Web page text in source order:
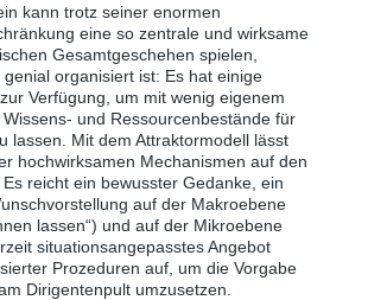
kann trotz seiner enormen
eine so zentrale und wirksame
Gesamtgeschehen spielen,
organisiert ist: Es hat einige
Verfügung, um mit wenig eigenem
und Ressourcenbestände für
lassen. Mit dem Attraktormodell lässt
hochwirksamen Mechanismen auf den
reicht ein bewusster Gedanke, ein
auf der Makroebene
lassen“) und auf der Mikroebene
situationsangepasstes Angebot
Prozeduren auf, um die Vorgabe
Dirigentenpult umzusetzen.